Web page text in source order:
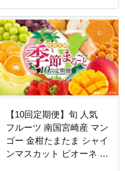
【10回定期便】旬 人気
フルーツ 南国宮崎産 マン
ゴー 金柑たまたま シャイ
ンマスカット ピオーネ い